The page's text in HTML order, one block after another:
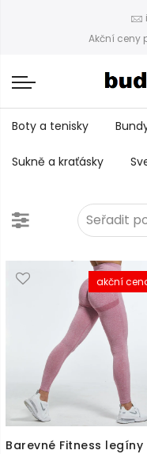
Akční ceny
Boty a tenisky
Sukně a kraťásky
Barevné Fitness legíny